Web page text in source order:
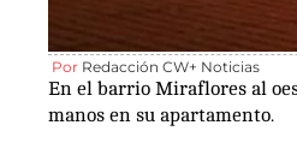
Por Redacción CW+ Noticias
En el barrio Miraflores al
manos en su apartamento.